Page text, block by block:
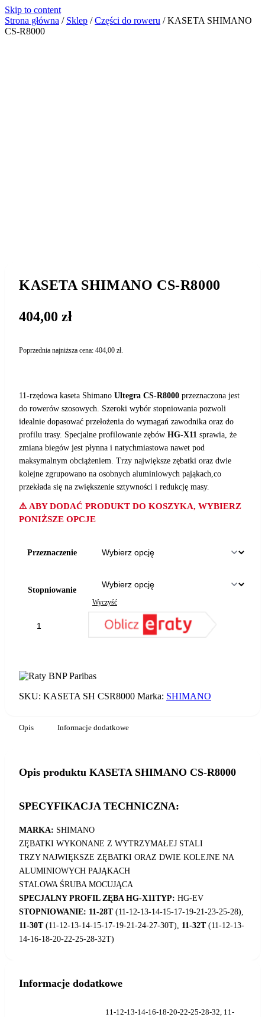
Skip to content
Strona główna / Sklep / Części do roweru / KASETA SHIMANO
CS-R8000
KASETA SHIMANO CS-R8000
404,00 zł
Poprzednia najniższa cena: 404,00 zł.
11-rzędowa kaseta Shimano Ultegra CS-R8000 przeznaczona jest
do rowerów szosowych. Szeroki wybór stopniowania pozwoli
idealnie dopasować przełożenia do wymagań zawodnika oraz do
profilu trasy. Specjalne profilowanie zębów HG-X11 sprawia, że
zmiana biegów jest płynna i natychmiastowa nawet pod
maksymalnym obciążeniem. Trzy największe zębatki oraz dwie
kolejne zgrupowano na osobnych aluminiowych pająkach,co
przekłada się na zwiększenie sztywności i redukcję masy.
⚠️ ABY DODAĆ PRODUKT DO KOSZYKA, WYBIERZ
PONIŻSZE OPCJE
Przeznaczenie
Stopniowanie
Wyczyść
R8000
SKU: KASETA SH CSR8000 Marka: SHIMANO
Opis Informacje dodatkowe
Opis produktu KASETA SHIMANO CS-R8000
SPECYFIKACJA TECHNICZNA:
MARKA: SHIMANO
ZĘBATKI WYKONANE Z WYTRZYMAŁEJ STALI
TRZY NAJWIĘKSZE ZĘBATKI ORAZ DWIE KOLEJNE NA
ALUMINIOWYCH PAJĄKACH
STALOWA ŚRUBA MOCUJĄCA
SPECJALNY PROFIL ZĘBA HG-X11TYP: HG-EV
STOPNIOWANIE: 11-28T(11-12-13-14-15-17-19-21-23-25-28),
11-30T(11-12-13-14-15-17-19-21-24-27-30T), 11-32T(11-12-13-
14-16-18-20-22-25-28-32T)
Informacje dodatkowe
11-12-13-14-16-18-20-22-25-28-32, 11-